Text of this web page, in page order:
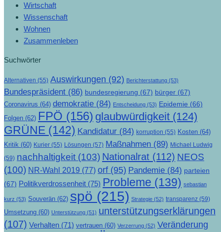
Wirtschaft
Wissenschaft
Wohnen
Zusammenleben
Suchwörter
Alternativen (55) Auswirkungen (92) Berichterstattung (53)
Bundespräsident (86) bundesregierung (67) bürger (67)
Coronavirus (64) demokratie (84) Entscheidung (53) Epidemie (66)
Folgen (62) FPÖ (156) glaubwürdigkeit (124)
GRÜNE (142) Kandidatur (84) korruption (55) Kosten (64)
Kritik (60) Kurier (55) Lösungen (57) Maßnahmen (89) Michael Ludwig
(59) nachhaltigkeit (103) Nationalrat (112) NEOS
(100) NR-Wahl 2019 (77) orf (95) Pandemie (84) parteien
(67) Politikverdrossenheit (75) Probleme (139) sebastian
kurz (53) Souverän (62) spö (215) Strategie (52) transparenz (59)
Umsetzung (60) Unterstützung (51) unterstützungserklärungen
(107) Verhalten (71) vertrauen (60) Verzerrung (52) Veränderung